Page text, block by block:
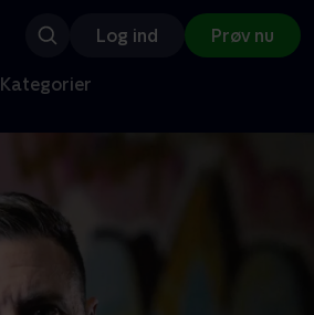
Log ind Prøv nu
Kategorier